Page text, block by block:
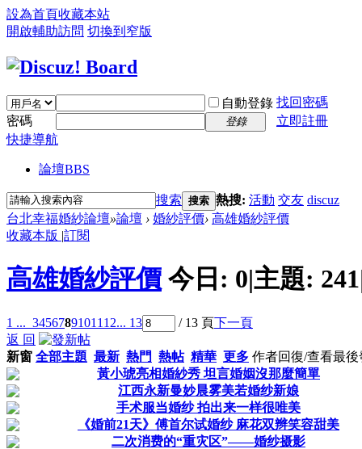
設為首頁收藏本站
開啟輔助訪問 切換到窄版
自動登錄 找回密碼
密碼
登錄
立即註冊
快捷導航
論壇BBS
搜索 搜索 熱搜: 活動 交友 discuz
台北幸福婚紗論壇»論壇 › 婚紗評價› 高雄婚紗評價
收藏本版 |訂閱
高雄婚紗評價 今日: 0|主題: 241
1 ... 34567891011 12... 13 / 13 頁下一頁
返 回
新窗 全部主題 最新 熱門 熱帖 精華 更多 作者回復/查看最後
黃小琥亮相婚紗秀 坦言婚姻沒那麼簡單
江西永新曼妙晨雾美若婚纱新娘
手术服当婚纱 拍出来一样很唯美
《婚前21天》傅首尔试婚纱 麻花双辫笑容甜美
二次消费的“重灾区”——婚纱摄影